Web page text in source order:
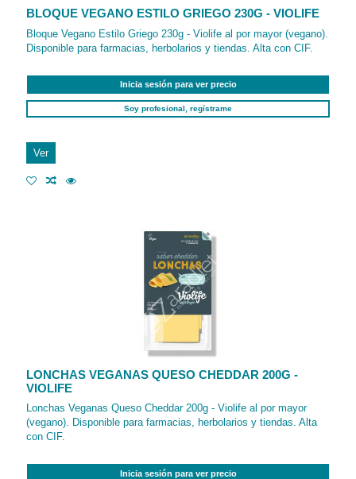
BLOQUE VEGANO ESTILO GRIEGO 230G - VIOLIFE
Bloque Vegano Estilo Griego 230g - Violife al por mayor (vegano).
Disponible para farmacias, herbolarios y tiendas. Alta con CIF.
Inicia sesión para ver precio
Soy profesional, regístrame
Ver
LONCHAS VEGANAS QUESO CHEDDAR 200G -
VIOLIFE
Lonchas Veganas Queso Cheddar 200g - Violife al por mayor
(vegano). Disponible para farmacias, herbolarios y tiendas. Alta
con CIF.
Inicia sesión para ver precio